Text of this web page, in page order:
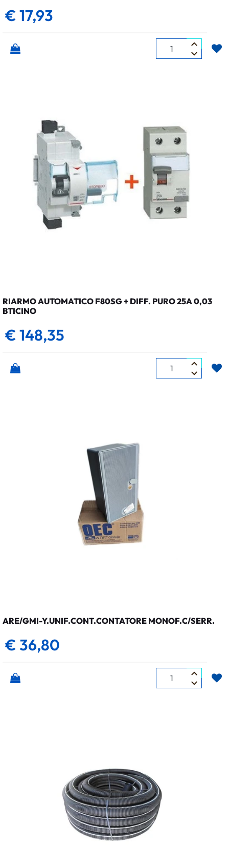
€ 17,93
Quantità
RIARMO AUTOMATICO F80SG + DIFF. PURO 25A 0,03
BTICINO
€ 148,35
Quantità
ARE/GMI-Y.UNIF.CONT.CONTATORE MONOF.C/SERR.
€ 36,80
Quantità